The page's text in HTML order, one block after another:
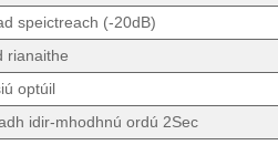
speictreach (-20dB)
rianaithe
optúil
idir-mhodhnú ordú 2Sec